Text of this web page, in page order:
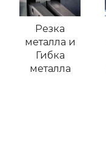
Резка
металла и
Гибка
металла